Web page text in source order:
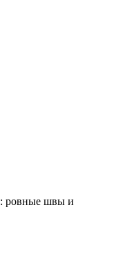
ровные швы и